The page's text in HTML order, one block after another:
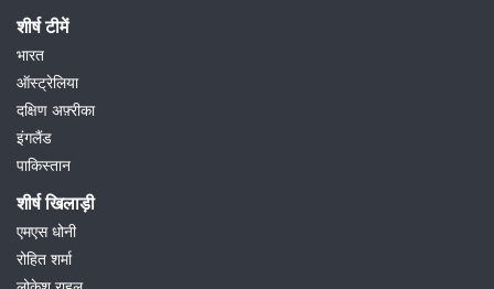
शीर्ष टीमें
भारत
ऑस्ट्रेलिया
दक्षिण अफ़्रीका
इंगलैंड
पाकिस्तान
शीर्ष खिलाड़ी
एमएस धोनी
रोहित शर्मा